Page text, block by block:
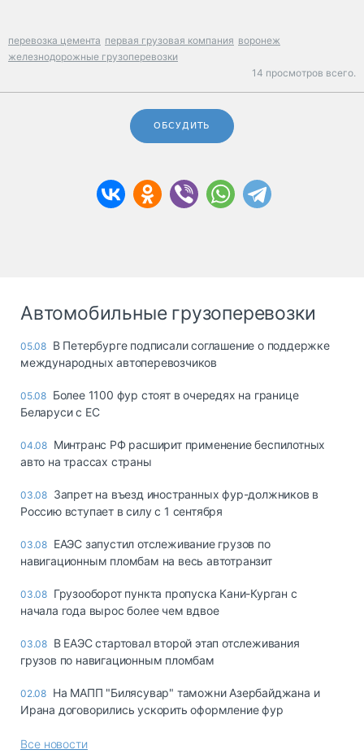
перевозка цемента первая грузовая компания воронеж
железнодорожные грузоперевозки
14 просмотров всего.
ОБСУДИТЬ
Автомобильные грузоперевозки
05.08 В Петербурге подписали соглашение о поддержке
международных автоперевозчиков
05.08 Более 1100 фур стоят в очередях на границе
Беларуси с ЕС
04.08 Минтранс РФ расширит применение беспилотных
авто на трассах страны
03.08 Запрет на въезд иностранных фур-должников в
Россию вступает в силу с 1 сентября
03.08 ЕАЭС запустил отслеживание грузов по
навигационным пломбам на весь автотранзит
03.08 Грузооборот пункта пропуска Кани-Курган с
начала года вырос более чем вдвое
03.08 В ЕАЭС стартовал второй этап отслеживания
грузов по навигационным пломбам
02.08 На МАПП "Билясувар" таможни Азербайджана и
Ирана договорились ускорить оформление фур
Все новости